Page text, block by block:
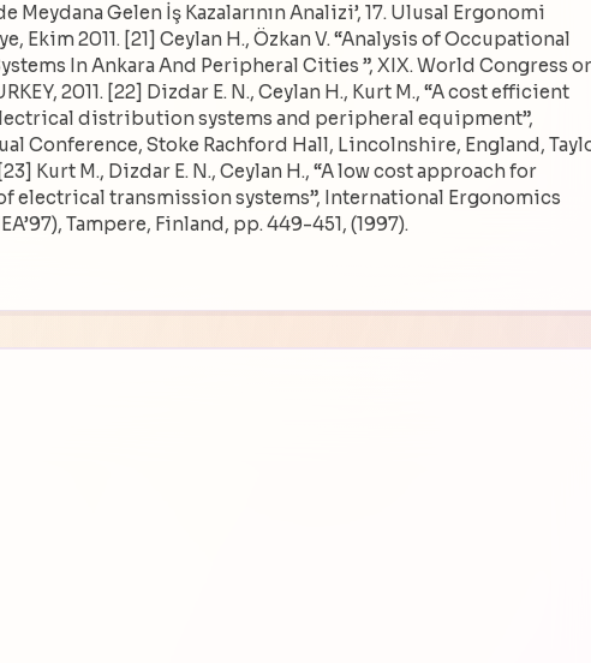
Gelen İş Kazalarının Analizi’, 17. Ulusal Ergonomi
Ekim 2011. [21] Ceylan H., Özkan V. “Analysis of Occupational
In Ankara And Peripheral Cities ”, XIX. World Congress
2011. [22] Dizdar E. N., Ceylan H., Kurt M., “A cost efficient
distribution systems and peripheral equipment”,
Conference, Stoke Rachford Hall, Lincolnshire, England,
Kurt M., Dizdar E. N., Ceylan H., “A low cost approach for
electrical transmission systems”, International Ergonomics
Tampere, Finland, pp. 449-451, (1997).